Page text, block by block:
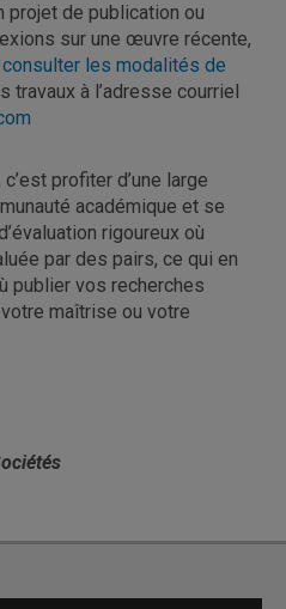
projet de publication ou
sur une œuvre récente,
consulter les modalités de
travaux à l’adresse courriel
c’est profiter d’une large
académique et se
rigoureux où
par des pairs, ce qui en
publier vos recherches
maîtrise ou votre